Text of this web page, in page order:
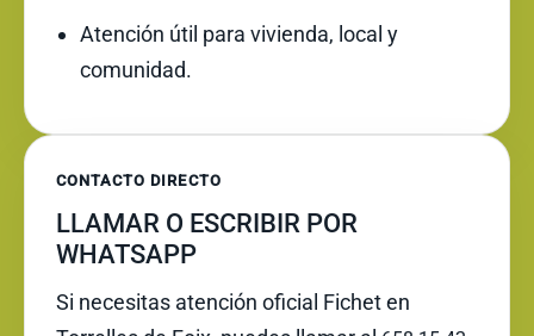
Atención útil para vivienda, local y
comunidad.
CONTACTO DIRECTO
LLAMAR O ESCRIBIR POR
WHATSAPP
Si necesitas atención oficial Fichet en